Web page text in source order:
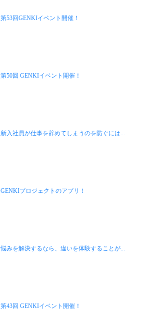
第53回GENKIイベント開催！
第50回 GENKIイベント開催！
新入社員が仕事を辞めてしまうのを防ぐには...
GENKIプロジェクトのアプリ！
悩みを解決するなら、違いを体験することが...
第43回 GENKIイベント開催！